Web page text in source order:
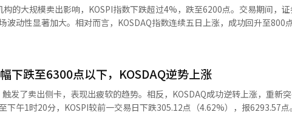
（-0.87%）则出现下跌。 同一时间，科斯达克指数较前一交易日上涨7.35
指数开盘时较前一交易日上涨5.95点（0.74%），报807.62点。 在科斯达克
和175亿韩元，而外资则净卖出412亿韩元。 科斯达克市值前列的股票表现
（3.35%）、生态科技比姆（3.12%）、HLB（1.85%）、ABLBio（1.08%
此同时，纽约证券交易所（NYSE）中，道琼斯工业平均指数下跌0.85%，标
主的纳斯达克指数下跌0.06%。 在个别股票中，闪迪（-6.81%）和西部数据
幅下跌。尤其是西部数据尽管业绩超出市场预期，但仍大幅下跌。近期市场
致对依赖价格上涨的销售增长反应不佳。 因此，美光一度在盘中下跌超过
，提升了未来半导体投资的预期，最终收盘上涨1.31%。早盘一度下跌超过
的大规模卖出影响，KOSPI指数下跌超过4%，跌至6200点。交易期间，
动性显著加大。相对而言，KOSDAQ指数连续五日上涨，成功回升至800点以
指数较前一交易日下跌301.88点（4.58%），收于6296.38点。当天，指数以
大。此
星电子（-6.50%）、三星物产（-4.17%）、三星生命（-3.57%）、现代
相对而言，韩华航空航天（3.97%）、LG能源解决方案（2.24%）、三星
交易日上涨2.08点（0.26%），收于801.67
下跌至6300点以下，KOSDAQ逆势上涨
发了卖出侧卡，表现出疲软的趋势。相反，KOSDAQ成功逆转上涨，重新突
下午1时20分，KOSPI较前一交易日下跌305.12点（4.62%），报6293.57点
上午10时18分，卖出侧卡（程序交易卖出报价效力暂停）被触发，这是今